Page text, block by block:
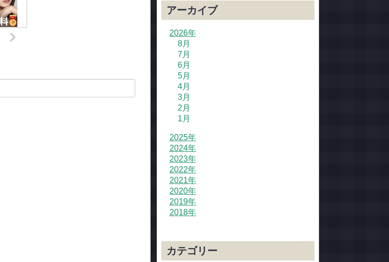
アーカイブ
2026年
8月
7月
6月
5月
4月
3月
2月
1月
2025年
2024年
2023年
2022年
2021年
2020年
2019年
2018年
カテゴリー